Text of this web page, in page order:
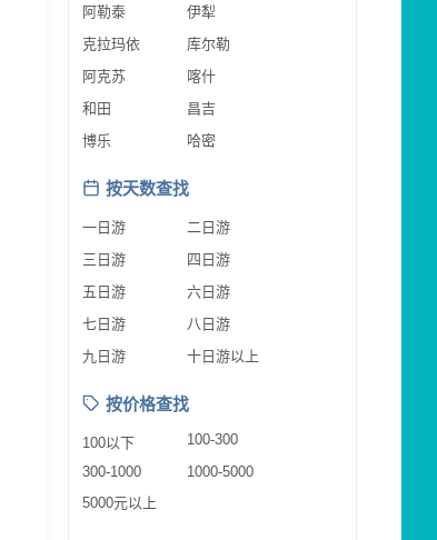
阿勒泰
伊犁
克拉玛依
库尔勒
阿克苏
喀什
和田
昌吉
博乐
哈密
按天数查找
一日游
二日游
三日游
四日游
五日游
六日游
七日游
八日游
九日游
十日游以上
按价格查找
100以下
100-300
300-1000
1000-5000
5000元以上